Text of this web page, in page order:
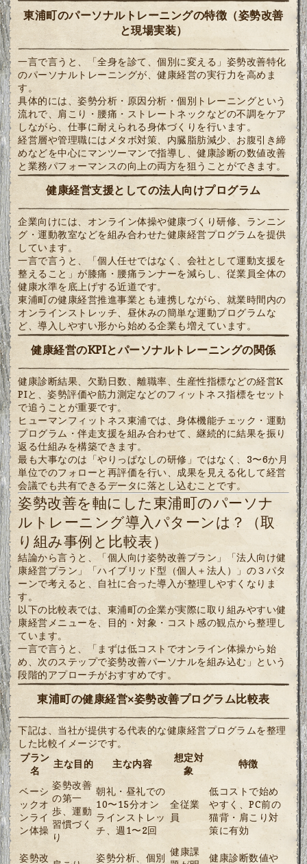
東浦町のパーソナルトレーニングの特徴（姿勢改善
と現場実装）
一言で言うと、「全身を診て、個別に変える」姿勢改善特化
のパーソナルトレーニングが、健康経営の実行力を高めま
す。
具体的には、姿勢分析・原因分析・個別トレーニングという
流れで、肩こり・腰痛・ストレートネックなどの不調をケア
しながら、仕事に耐えられる身体づくりを行います。
経営層や管理職にはメタボ対策、内臓脂肪減少、お腹引き締
めなどを中心にマンツーマンで指導し、健康診断の数値改善
と業務パフォーマンスの向上の両方を狙うことができます。
健康経営支援としての法人向けプログラム
企業向けには、オンライン体操や健康づくり研修、ランニン
グ・運動教室などを組み合わせた健康経営プログラムを提供
しています。
一言で言うと、「個人任せではなく、会社として運動支援を
整えること」が膝痛・腰痛ランナーを減らし、従業員全体の
健康水準を底上げする近道です。
東浦町の健康経営推進事業とも連携しながら、就業時間内の
オンラインストレッチ、昼休みの簡単な運動プログラムな
ど、導入しやすい形から始める企業も増えています。
健康経営のKPIとパーソナルトレーニングの関係
健康診断結果、欠勤日数、離職率、生産性指標などの経営K
PIと、姿勢評価や筋力測定などのフィットネス指標をセット
で追うことが重要です。
ヒューマンフィットネス東浦では、身体機能チェック・運動
プログラム・伴走支援を組み合わせて、継続的に結果を振り
返る仕組みを構築できます。
最も大事なのは「やりっぱなしの研修」ではなく、3〜6か月
単位でのフォローと再評価を行い、成果を見える化して経営
会議でも共有できるデータに落とし込むことです。
姿勢改善を軸にした東浦町のパーソナ
ルトレーニング導入パターンは？（取
り組み事例と比較表）
結論から言うと、「個人向け姿勢改善プラン」「法人向け健
康経営プラン」「ハイブリッド型（個人＋法人）」の３パタ
ーンで考えると、自社に合った導入が整理しやすくなりま
す。
以下の比較表では、東浦町の企業が実際に取り組みやすい健
康経営メニューを、目的・対象・コスト感の観点から整理し
ています。
一言で言うと、「まずは低コストでオンライン体操から始
め、次のステップで姿勢改善パーソナルを組み込む」という
段階的アプローチがおすすめです。
東浦町の健康経営×姿勢改善プログラム比較表
下記は、当社が提供する代表的な健康経営プログラムを整理
した比較イメージです。
プラン
名
主な目的 主な内容
想定対
象
特徴
ベーシ
ックオ
ンライ
ン体操
姿勢改善
の第一
歩、運動
習慣づく
り
朝礼・昼礼での
10〜15分オン
ラインストレッ
チ、週1〜2回
全従業
員
低コストで始め
やすく、PC前の
猫背・肩こり対
策に有効
姿勢改 姿勢分析、個別
健康課
健康診断数値や